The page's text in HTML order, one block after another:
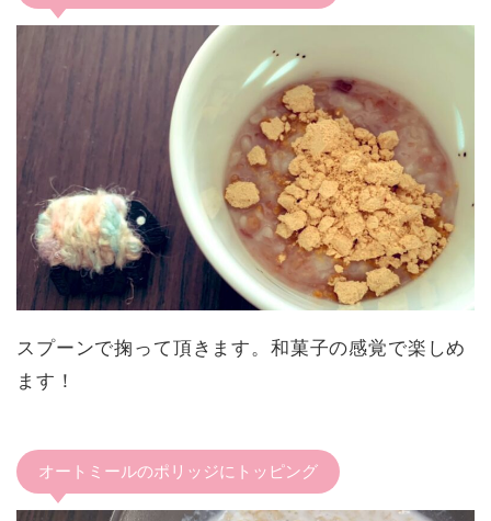
スプーンで掬って頂きます。和菓子の感覚で楽しめ
ます！
オートミールのポリッジにトッピング